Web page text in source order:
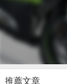
推薦文章